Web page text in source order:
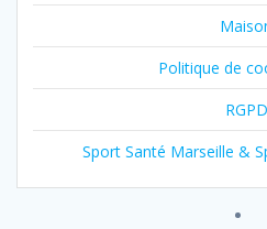
Politique de
RGPD
Sport Santé Marseille &